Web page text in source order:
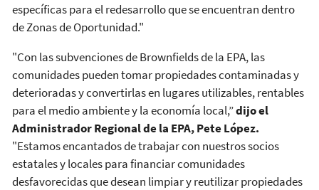
específicas para el redesarrollo que se encuentran dentro
de Zonas de Oportunidad."
"Con las subvenciones de Brownfields de la EPA, las
comunidades pueden tomar propiedades contaminadas y
deterioradas y convertirlas en lugares utilizables, rentables
para el medio ambiente y la economía local,”dijo el
Administrador Regional de la EPA, Pete López.
"Estamos encantados de trabajar con nuestros socios
estatales y locales para financiar comunidades
desfavorecidas que desean limpiar y reutilizar propiedades